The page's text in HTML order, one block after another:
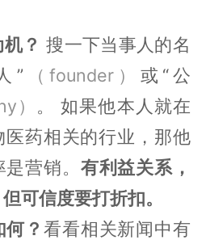
？ 搜一下当事人的名
” （founder） 或“公
） 。 如果他本人就在
医药相关的行业，那他
营销。 有利益关系，
可信度要打折扣。
何？看看相关新闻中有